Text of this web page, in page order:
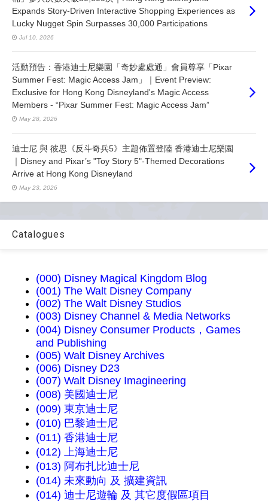
Expands Story-Driven Interactive Shopping Experiences as
Lucky Nugget Spin Surpasses 30,000 Participations
Jul 10, 2026
活動預告：香港迪士尼樂園「奇妙處處通」會員尊享「Pixar
Summer Fest: Magic Access Jam」｜Event Preview:
Exclusive for Hong Kong Disneyland's Magic Access
Members - “Pixar Summer Fest: Magic Access Jam”
May 28, 2026
迪士尼 與 彼思《反斗奇兵5》主題佈置登陸 香港迪士尼樂園
｜Disney and Pixar’s "Toy Story 5"-Themed Decorations
Arrive at Hong Kong Disneyland
May 23, 2026
Catalogues
(000) Disney Magical Kingdom Blog
(001) The Walt Disney Company
(002) The Walt Disney Studios
(003) Disney Channel & Media Networks
(004) Disney Consumer Products，Games
and Publishing
(005) Walt Disney Archives
(006) Disney D23
(007) Walt Disney Imagineering
(008) 美國迪士尼
(009) 東京迪士尼
(010) 巴黎迪士尼
(011) 香港迪士尼
(012) 上海迪士尼
(013) 阿布扎比迪士尼
(014) 未來動向 及 擴建資訊
(014) 迪士尼遊輪 及 其它度假區項目